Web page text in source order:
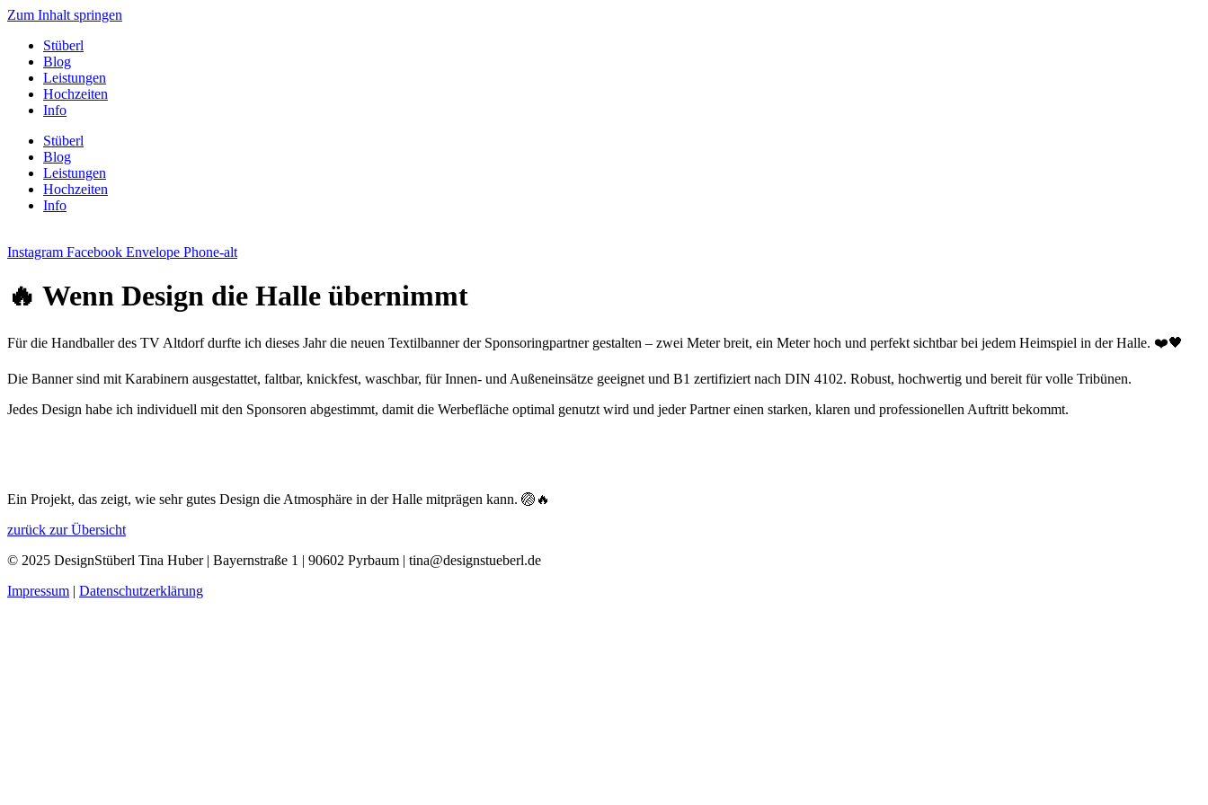
Zum Inhalt springen
Stüberl
Blog
Leistungen
Hochzeiten
Info
Stüberl
Blog
Leistungen
Hochzeiten
Info
Instagram Facebook Envelope Phone-alt
🔥 Wenn Design die Halle übernimmt
Für die Handballer des TV Altdorf durfte ich dieses Jahr die neuen Textilbanner der Sponsoringpartner gestalten – zwei Meter breit, ein Meter hoch und perfekt sichtbar bei jedem Heimspiel in der Halle. ❤️🖤
Die Banner sind mit Karabinern ausgestattet, faltbar, knickfest, waschbar, für Innen- und Außeneinsätze geeignet und B1 zertifiziert nach DIN 4102. Robust, hochwertig und bereit für volle Tribünen.
Jedes Design habe ich individuell mit den Sponsoren abgestimmt, damit die Werbefläche optimal genutzt wird und jeder Partner einen starken, klaren und professionellen Auftritt bekommt.
Ein Projekt, das zeigt, wie sehr gutes Design die Atmosphäre in der Halle mitprägen kann. 🏐🔥
zurück zur Übersicht
© 2025 DesignStüberl Tina Huber | Bayernstraße 1 | 90602 Pyrbaum | tina@designstueberl.de
Impressum | Datenschutzerklärung